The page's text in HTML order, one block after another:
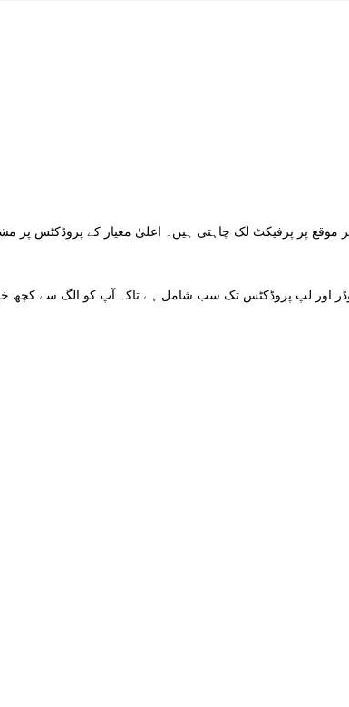
موقع پر پرفیکٹ لک چاہتی ہیں۔ اعلیٰ معیار کے پروڈکٹس
اور لپ پروڈکٹس تک سب شامل ہے تاکہ آپ کو الگ سے کچھ